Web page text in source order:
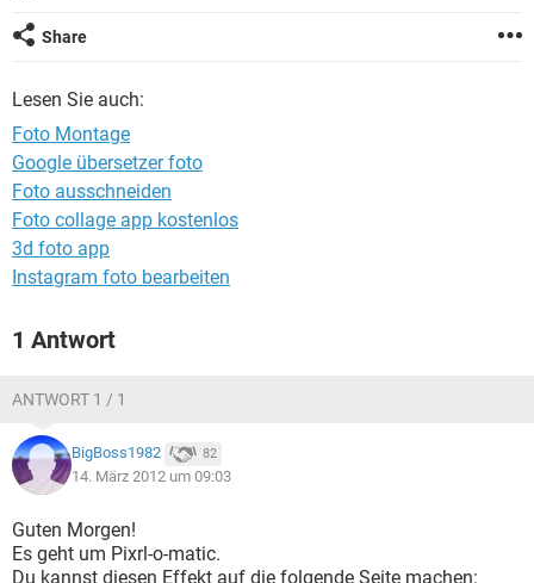
FACEBOOK
Share
Lesen Sie auch:
Foto Montage
Google übersetzer foto
Foto ausschneiden
Foto collage app kostenlos
3d foto app
Instagram foto bearbeiten
1 Antwort
ANTWORT 1 / 1
BigBoss1982 82
14. März 2012 um 09:03
Guten Morgen!
Es geht um Pixrl-o-matic.
Du kannst diesen Effekt auf die folgende Seite machen: